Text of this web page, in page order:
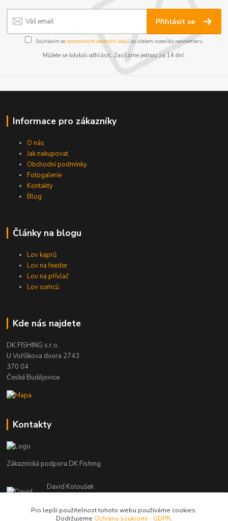
Přihlásit se
Souhlasím se zpracováním osobních údajůza účelem rozesílky newsletteru.
Můžete se kdykoli odhlásit. Zasíláme jednou za 14 dní.
Informace pro zákazníky
O nás
Jak nakupovat
Obchodní podmínky
Fotogalerie
Kontakty
Blog
Články na blogu
Lov kaprů
Lov na feeder
Lov na přívlač
Lov sumců
Kde nás najdete
DK FISHING s.r.o.
U Voříškova dvora 2743
370 04
České Budějovice
Kontakty
Zákaznická podpora DK Fishing
David Koloušek
(Po-Pá, 7-18 hod.)
Pro lepší použitelnost tohoto webu používáme cookies.
Dodržujeme Ochranu soukromí - GDPR.